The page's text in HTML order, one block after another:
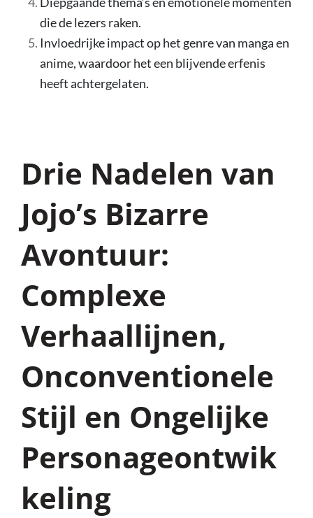
die de lezers raken.
Invloedrijke impact op het genre van manga en
anime, waardoor het een blijvende erfenis
heeft achtergelaten.
Drie Nadelen van
Jojo’s Bizarre
Avontuur:
Complexe
Verhaallijnen,
Onconventionele
Stijl en Ongelijke
Personageontwik
keling